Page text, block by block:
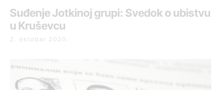
Suđenje Jotkinoj grupi: Svedok o ubistvu
u Kruševcu
2. oktobar 2020.